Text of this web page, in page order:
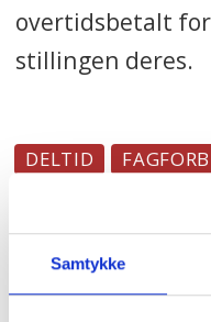
Samtykke
overtidsbetalt
stillingen deres.
DELTID
HELSEFAGARBEIDER